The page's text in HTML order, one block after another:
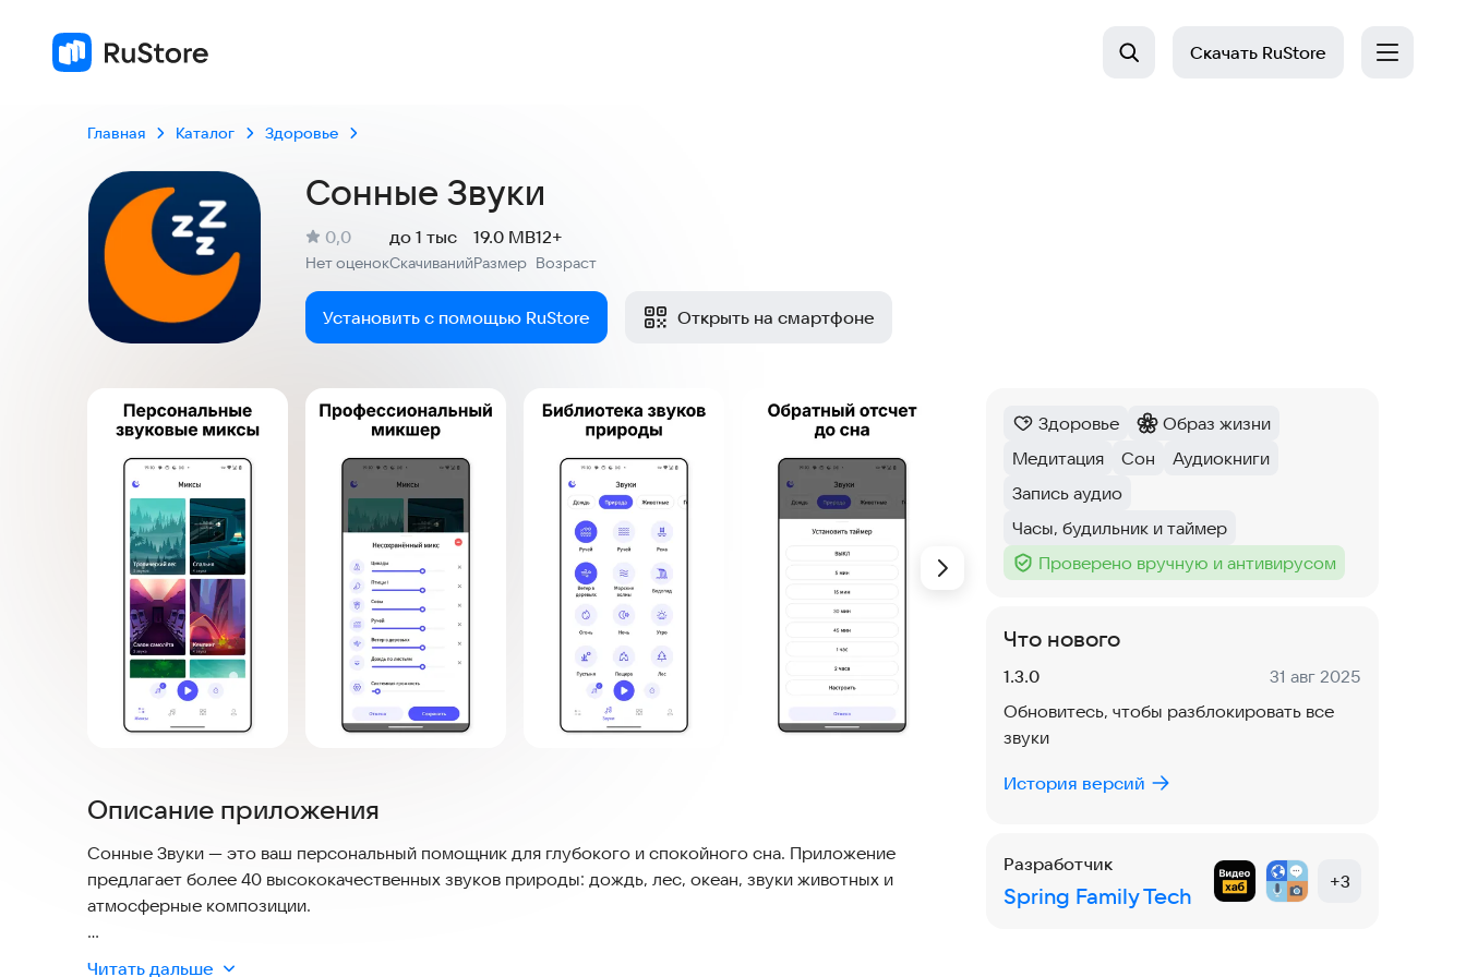
Скачать RuStore
Главная Каталог Здоровье
Сонные Звуки
Рейтинг:
0,0
Нет оценокСкачиваний
до 1 тыс
Размер
19.0 MB
Возраст
12+
Установить с помощью RuStore Открыть на смартфоне
Скриншоты
Описание приложения
Сонные Звуки — это ваш персональный помощник для глубокого и спокойного сна. Приложение
предлагает более 40 высококачественных звуков природы: дождь, лес, океан, звуки животных и
атмосферные композиции.
Создавайте уникальные звуковые миксы, настраивайте таймер сна с плавным затуханием и
Читать дальше
Категория:
Здоровье
Категория:
Образ жизни
Тег:
Медитация
Тег:
Сон
Тег:
Аудиокниги
Тег:
Запись аудио
Тег:
Часы, будильник и таймер
Тег :
Проверено вручную и антивирусом
Что нового
Версия:
1.3.0 Дата:
31 авг 2025
Обновитесь, чтобы разблокировать все
звуки
История версий
Разработчик
Spring Family Tech
+3